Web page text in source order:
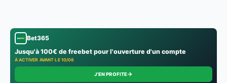
Bet365
Jusqu'à 100€ de freebet pour l'ouverture d'un compte
À ACTIVER AVANT LE 10/08
J'EN PROFITE→